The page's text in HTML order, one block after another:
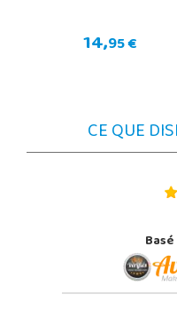
14,95 €
CE QUE